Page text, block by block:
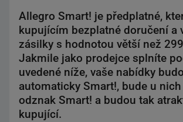
Allegro Smart! je předplatné,
kupujícím bezplatné doručení a
zásilky s hodnotou větší než
Jakmile jako prodejce splníte
uvedené níže, vaše nabídky
automaticky Smart!, bude u
odznak Smart! a budou tak
kupující.